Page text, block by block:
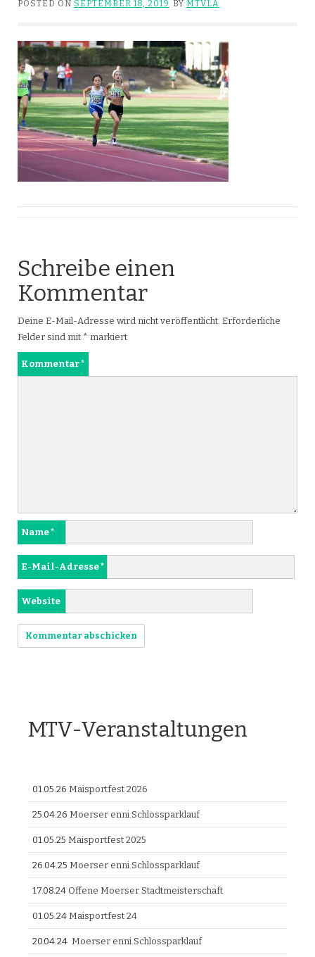
POSTED ON SEPTEMBER 18, 2019 BY MTVLA
Schreibe einen
Kommentar
Deine E-Mail-Adresse wird nicht veröffentlicht. Erforderliche
Felder sind mit * markiert
Kommentar*
Name*
E-Mail-Adresse*
Website
MTV-Veranstaltungen
01.05.26 Maisportfest 2026
25.04.26 Moerser enni.Schlossparklauf
01.05.25 Maisportfest 2025
26.04.25 Moerser enni.Schlossparklauf
17.08.24 Offene Moerser Stadtmeisterschaft
01.05.24 Maisportfest 24
20.04.24 Moerser enni.Schlossparklauf